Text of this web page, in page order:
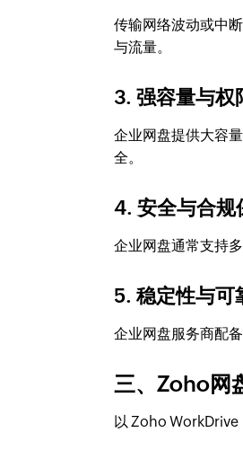
传输网络波动或中
与流量。
3. 强容量与权
企业网盘提供大容
全。
4. 安全与合规
企业网盘通常支持
5. 稳定性与可
企业网盘服务商配
三、Zoho网
以 Zoho WorkDrive